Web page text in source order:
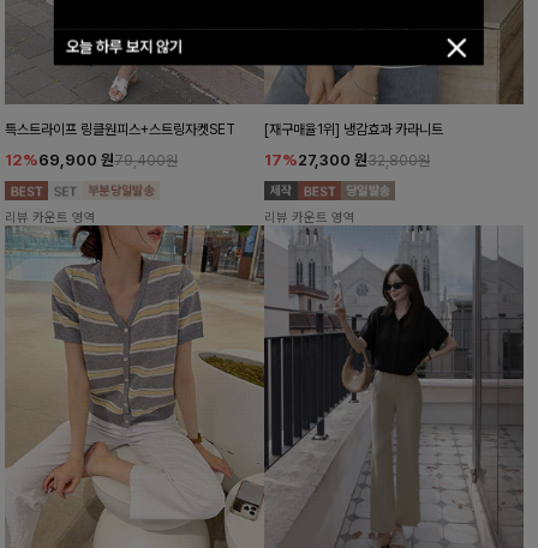
오늘 하루 보지 않기
특스트라이프 링클원피스+스트링자켓SET
12%69,900 원79,400원
리뷰 카운트 영역
[재구매율1위] 냉감효과 카라니트
17%27,300 원32,800원
리뷰 카운트 영역